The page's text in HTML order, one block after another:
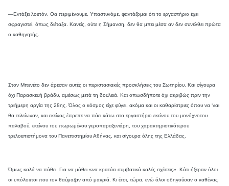
—Εντάξει λοιπόν. Θα περιμένουμε. Υπαστυνόμε, φαντάζομαι ότι το εργαστήριο έχει
σφραγιστεί, όπως διέταξα. Κανείς, ούτε η Σήμανση, δεν θα μπει μέσα αν δεν συνέλθει πρώτα
ο καθηγητής.
Στον Μπενέτο δεν άρεσαν αυτές οι περιστασιακές προσκλήσεις του Σωτηρίου. Και σίγουρα
όχι Παρασκευή βράδυ, αμέσως μετά τη δουλειά. Και οπωσδήποτε όχι ακριβώς πριν την
τριήμερη αργία της 28ης. Όλος ο κόσμος είχε φύγει, ακόμα και οι καθαρίστριες όπου να ‘ναι
θα τελείωναν, και εκείνος έπρεπε να πάει κάτω στο εργαστήριο εκείνου του μονόχνοτου
παλαβού, εκείνου του πωρωμένου γεροπαραξενιάρη, του χαρακτηριστικότερου
τρελοεπιστήμονα του Πανεπιστημίου Αθήνας, και σίγουρα όλης της Ελλάδας.
Όμως καλά να πάθει. Για να μάθει «να κρατάει συμβατικά καλές σχέσεις». Κάτι ήξεραν όλοι
οι υπόλοιποι που τον θαύμαζαν από μακριά. Κι έτσι, τώρα, ενώ όλοι οδηγούσαν ο καθένας